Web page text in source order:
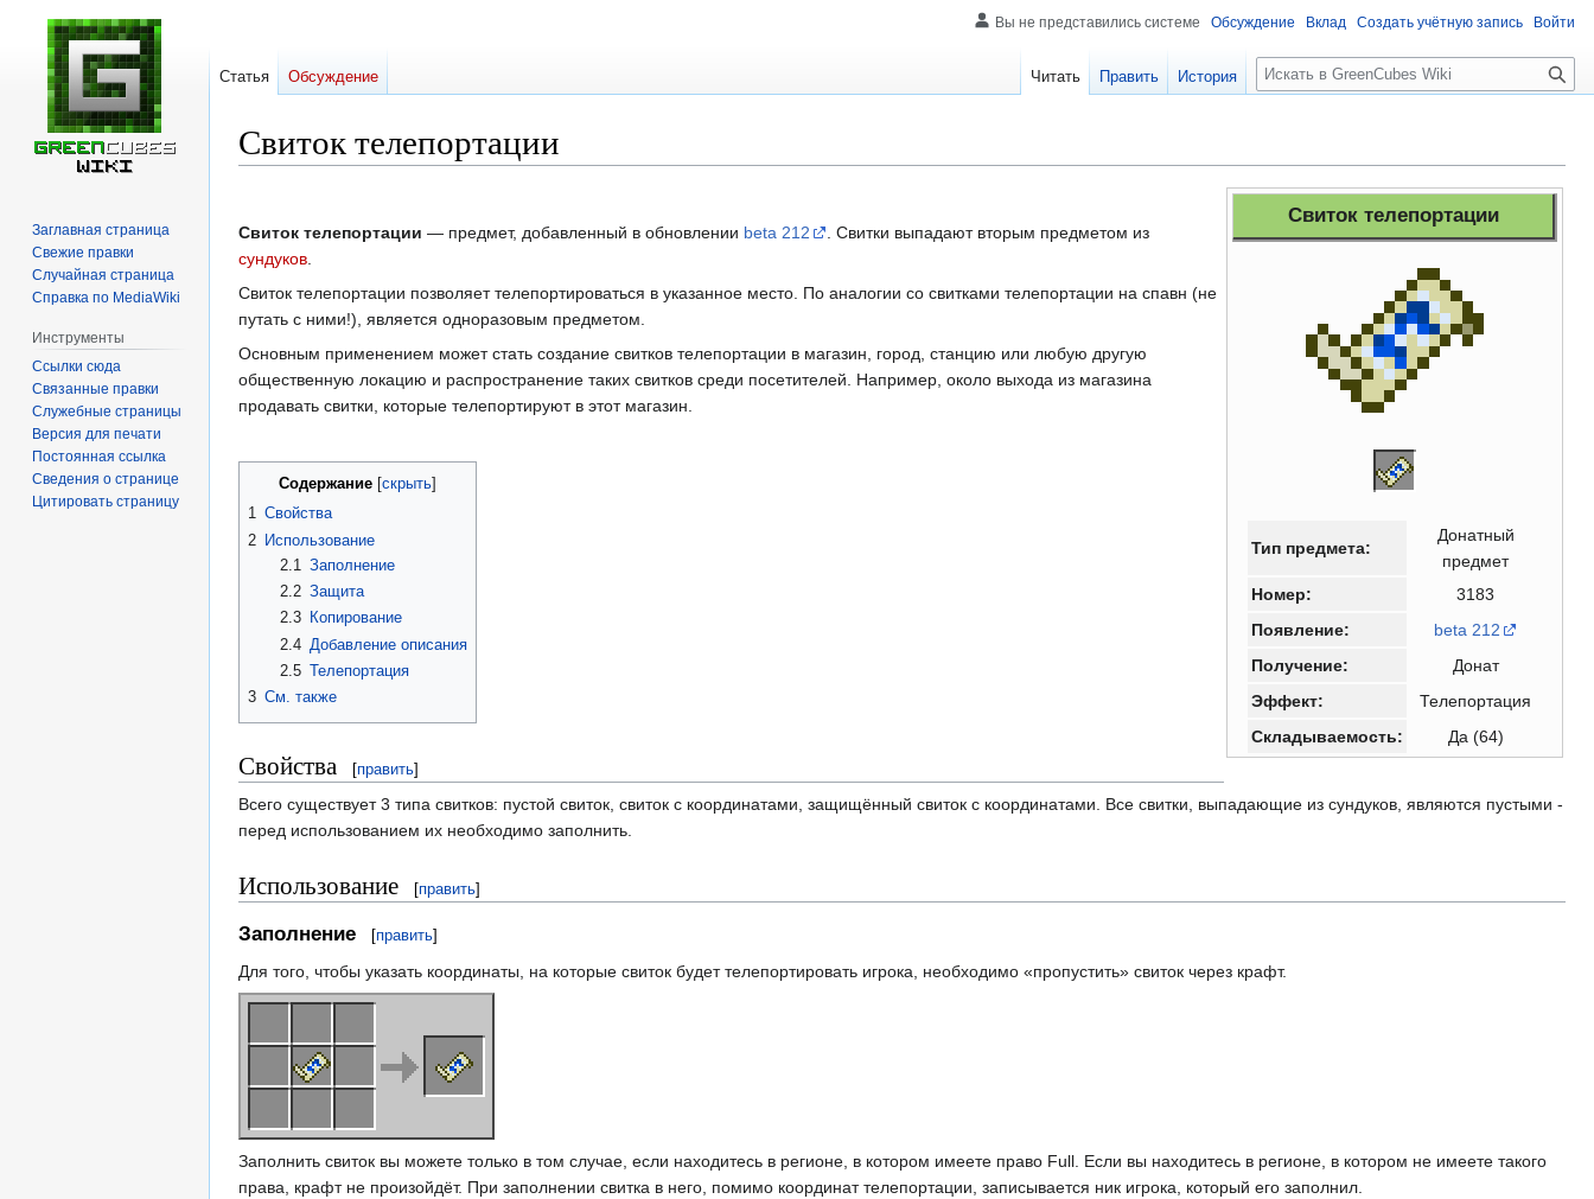
Свиток телепортации
кк
Свиток телепортации
Тип предмета:
Донатный
предмет
Номер:
3183
Появление:
beta 212
Получение:
Донат
Эффект:
Телепортация
Складываемость:
Да (64)
Свиток телепортации — предмет, добавленный в обновлении beta 212
. Свитки выпадают вторым предметом из
сундуков.
Свиток телепортации позволяет телепортироваться в указанное место. По аналогии со свитками телепортации на спавн (не
путать с ними!), является одноразовым предметом.
Основным применением может стать создание свитков телепортации в магазин, город, станцию или любую другую
общественную локацию и распространение таких свитков среди посетителей. Например, около выхода из магазина
продавать свитки, которые телепортируют в этот магазин.
Содержание
1 Свойства
2 Использование
2.1
Заполнение
2.2 Защита
2.3
Копирование
2.4 Добавление описания
2.5 Телепортация
3 См. также
Свойства [править]
Всего существует 3 типа свитков: пустой свиток, свиток с координатами, защищённый свиток с координатами. Все свитки, выпадающие из сундуков, являются пустыми -
перед использованием их необходимо заполнить.
Использование [править]
Заполнение [править]
Для того, чтобы указать координаты, на которые свиток будет телепортировать игрока, необходимо «пропустить» свиток через крафт.
Заполнить свиток вы можете только в том случае, если находитесь в регионе, в котором имеете право Full. Если вы находитесь в регионе, в котором не имеете такого
права, крафт не произойдёт. При заполнении свитка в него, помимо координат телепортации, записывается ник игрока, который его заполнил.
Вы не представились системе Обсуждение Вклад Создать учётную запись Войти
Статья Обсуждение Читать Править История
Поиск
Заглавная страница
Свежие правки
Случайная страница
Справка по MediaWiki
Инструменты
Ссылки сюда
Связанные правки
Служебные страницы
Версия для печати
Постоянная ссылка
Сведения о странице
Цитировать страницу